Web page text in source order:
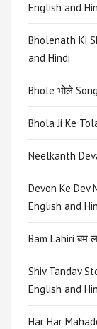
English and
Bholenath Ki
and Hindi
Bhole भोले
Bhola Ji Ke
Neelkanth
Devon Ke Dev
English and
Bam Lahiri बम
Shiv Tandav
English and
Har Har